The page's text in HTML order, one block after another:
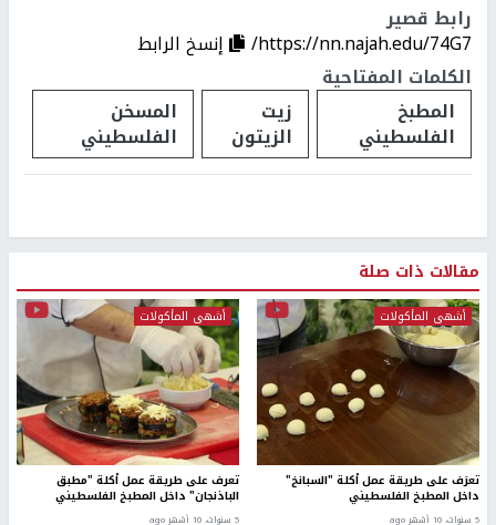
رابط قصير
https://nn.najah.edu/74G7/
إنسخ الرابط
الكلمات المفتاحية
المطبخ
الفلسطيني
زيت
الزيتون
المسخن
الفلسطيني
مقالات ذات صلة
أشهى المأكولات
تعرَف على طريقة عمل أكلة "السبانخ"
داخل المطبخ الفلسطيني
5 سنوات، 10 أشهر ago
أشهى المأكولات
تعرف على طريقة عمل أكلة "مطبق
الباذنجان" داخل المطبخ الفلسطيني
5 سنوات، 10 أشهر ago